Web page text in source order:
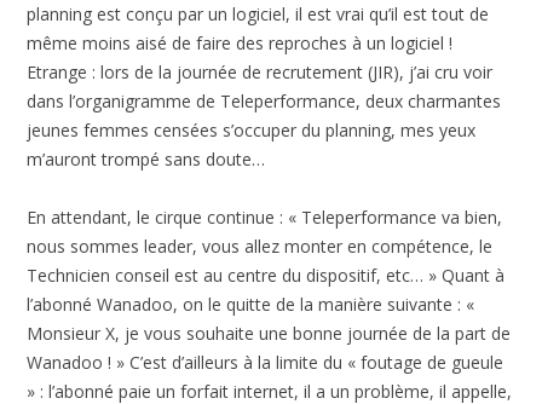
planning est conçu par un logiciel, il est vrai qu’il est tout de
même moins aisé de faire des reproches à un logiciel !
Etrange : lors de la journée de recrutement (JIR), j’ai cru voir
dans l’organigramme de Teleperformance, deux charmantes
jeunes femmes censées s’occuper du planning, mes yeux
m’auront trompé sans doute…
En attendant, le cirque continue : « Teleperformance va bien,
nous sommes leader, vous allez monter en compétence, le
Technicien conseil est au centre du dispositif, etc… » Quant à
l’abonné Wanadoo, on le quitte de la manière suivante : «
Monsieur X, je vous souhaite une bonne journée de la part de
Wanadoo ! » C’est d’ailleurs à la limite du « foutage de gueule
» : l’abonné paie un forfait internet, il a un problème, il appelle,